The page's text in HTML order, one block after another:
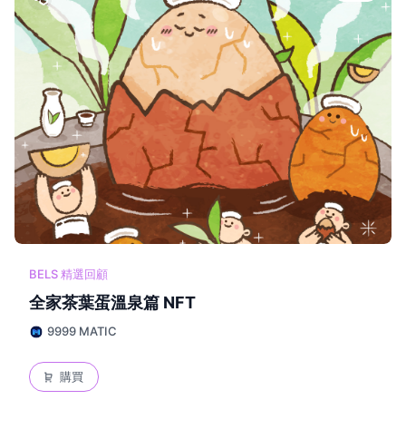
BELS 精選回顧
全家茶葉蛋溫泉篇 NFT
9999 MATIC
購買